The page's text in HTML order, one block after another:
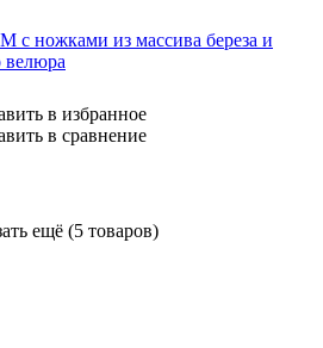
с ножками из массива береза и
велюра
в избранное
в сравнение
ещё (5 товаров)